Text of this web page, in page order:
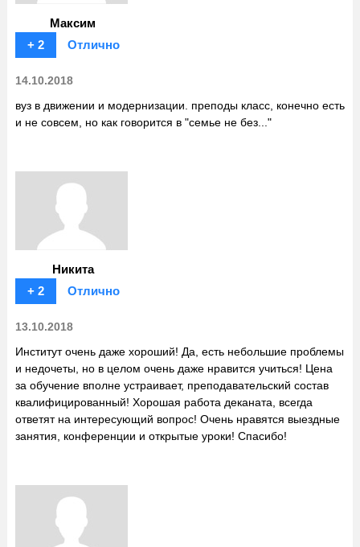
Максим
+ 2
Отлично
14.10.2018
вуз в движении и модернизации. преподы класс, конечно есть
и не совсем, но как говорится в "семье не без..."
Никита
+ 2
Отлично
13.10.2018
Институт очень даже хороший! Да, есть небольшие проблемы
и недочеты, но в целом очень даже нравится учиться! Цена
за обучение вполне устраивает, преподавательский состав
квалифицированный! Хорошая работа деканата, всегда
ответят на интересующий вопрос! Очень нравятся выездные
занятия, конференции и открытые уроки! Спасибо!